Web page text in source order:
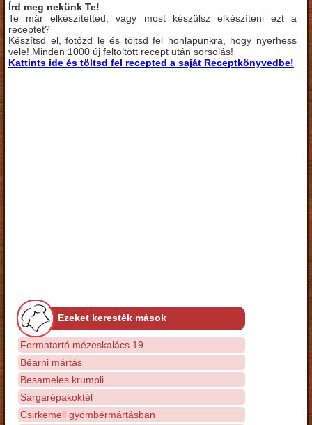
Írd meg nekünk Te!
Te már elkészítetted, vagy most készülsz elkészíteni ezt a
receptet?
Készítsd el, fotózd le és töltsd fel honlapunkra, hogy nyerhess
vele! Minden 1000 új feltöltött recept után sorsolás!
Kattints ide és töltsd fel recepted a saját Receptkönyvedbe!
Ezeket keresték mások
Formatartó mézeskalács 19.
Béarni mártás
Besameles krumpli
Sárgarépakoktél
Csirkemell gyömbérmártásban